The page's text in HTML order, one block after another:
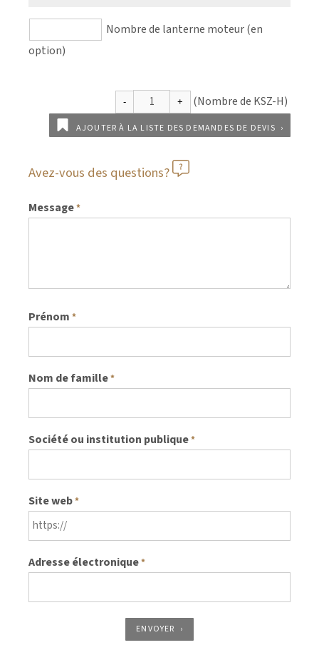
Nombre de lanterne moteur (en
option)
AJOUTER À LA LISTE DES DEMANDES DE DEVIS
Avez-vous des questions?
Message*
Prénom *
Nom de famille*
Société ou institution publique*
Site web*
Adresse électronique*
ENVOYER